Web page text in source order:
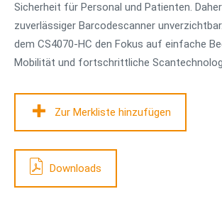
Sicherheit für Personal und Patienten.
zuverlässiger Barcodescanner
dem CS4070-HC den Fokus auf einfache
Mobilität und fortschrittliche
Zur Merkliste hinzufügen
Downloads